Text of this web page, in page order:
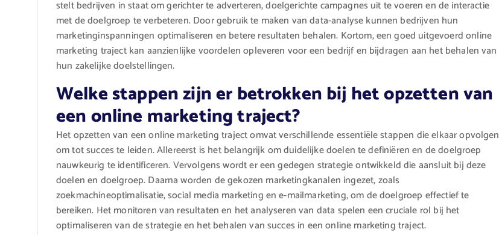
stelt bedrijven in staat om gerichter te adverteren, doelgerichte campagnes uit te voeren en de interactie
met de doelgroep te verbeteren. Door gebruik te maken van data-analyse kunnen bedrijven hun
marketinginspanningen optimaliseren en betere resultaten behalen. Kortom, een goed uitgevoerd online
marketing traject kan aanzienlijke voordelen opleveren voor een bedrijf en bijdragen aan het behalen van
hun zakelijke doelstellingen.
Welke stappen zijn er betrokken bij het opzetten van
een online marketing traject?
Het opzetten van een online marketing traject omvat verschillende essentiële stappen die elkaar opvolgen
om tot succes te leiden. Allereerst is het belangrijk om duidelijke doelen te definiëren en de doelgroep
nauwkeurig te identificeren. Vervolgens wordt er een gedegen strategie ontwikkeld die aansluit bij deze
doelen en doelgroep. Daarna worden de gekozen marketingkanalen ingezet, zoals
zoekmachineoptimalisatie, social media marketing en e-mailmarketing, om de doelgroep effectief te
bereiken. Het monitoren van resultaten en het analyseren van data spelen een cruciale rol bij het
optimaliseren van de strategie en het behalen van succes in een online marketing traject.